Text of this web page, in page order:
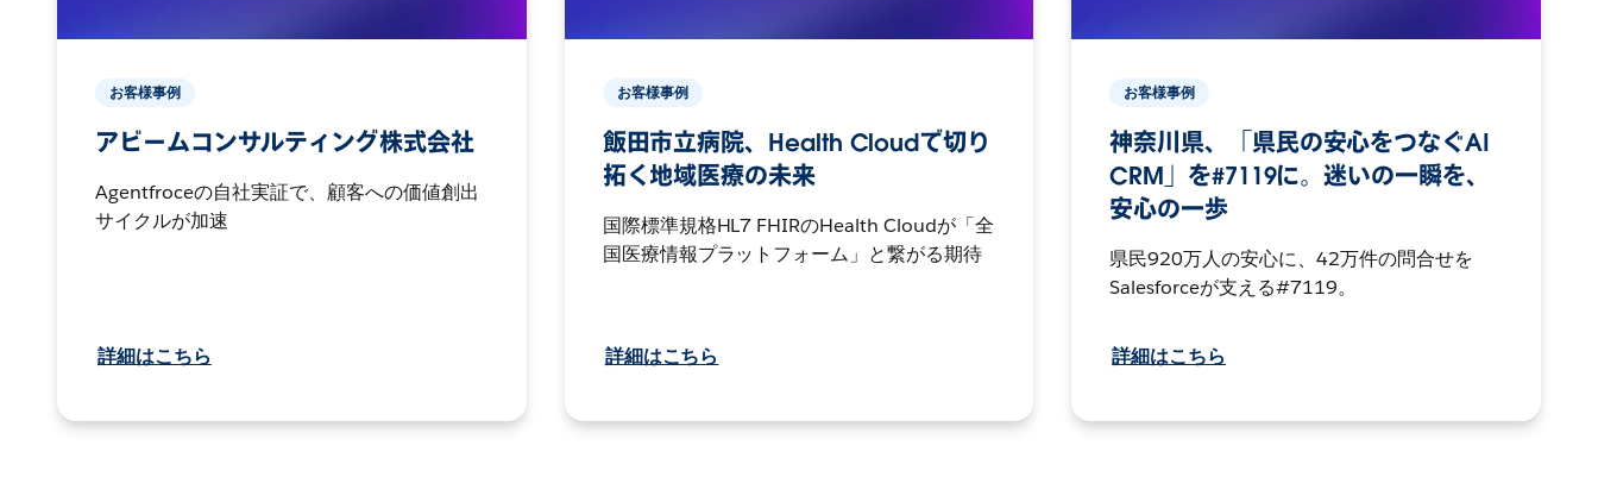
お客様事例
アビームコンサルティング株式会社
Agentfroceの自社実証で、顧客への価値創出
サイクルが加速
詳細はこちら
お客様事例
飯田市立病院、Health Cloudで切り
拓く地域医療の未来
国際標準規格HL7 FHIRのHealth Cloudが「全
国医療情報プラットフォーム」と繋がる期待
詳細はこちら
お客様事例
神奈川県、「県民の安心をつなぐAI
CRM」を#7119に。迷いの一瞬を、
安心の一歩
県民920万人の安心に、42万件の問合せを
Salesforceが支える#7119。
詳細はこちら